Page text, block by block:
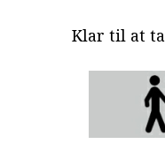
Klar til at